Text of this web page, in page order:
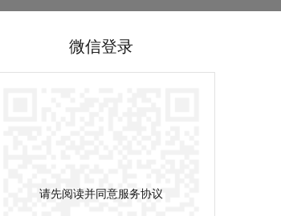
微信登录
请先阅读并同意服务协议